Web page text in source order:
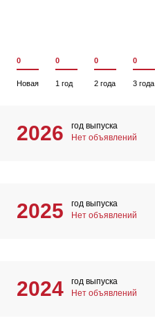
0
Новая
0
1 год
0
2 года
0
3 года
2026
год выпуска
Нет объявлений
2025
год выпуска
Нет объявлений
2024
год выпуска
Нет объявлений